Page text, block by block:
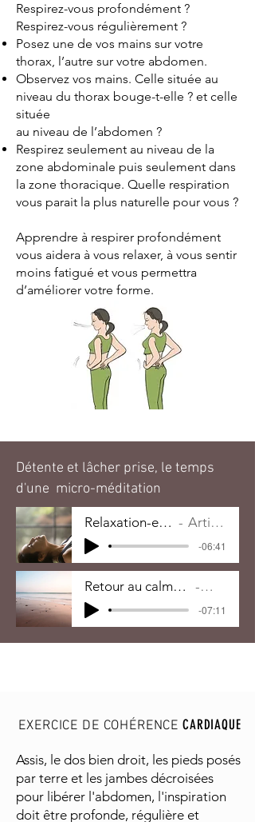
Respirez-vous profondément ?
Respirez-vous régulièrement ?
Posez une de vos mains sur votre
thorax, l’autre sur votre abdomen.
Observez vos mains. Celle située au
niveau du thorax bouge-t-elle ? et celle
située
au niveau de l’abdomen ?
Respirez seulement au niveau de la
zone abdominale puis seulement dans
la zone thoracique. Quelle respiration
vous parait la plus naturelle pour vous ?
Apprendre à respirer profondément
vous aidera à vous relaxer, à vous sentir
moins fatigué et vous permettra
d’améliorer votre forme.
Détente et lâcher prise, le temps
d'une micro-méditation
Relaxation-en-6-minutes Artist Name
-06:41
Retour au calme et préparation au sommeil Artist
-07:11
EXERCICE DE COHÉRENCECARDIAQUE
Assis, le dos bien droit, les pieds posés
par terre et les jambes décroisées
pour libérer l'abdomen, l'inspiration
doit être profonde, régulière et